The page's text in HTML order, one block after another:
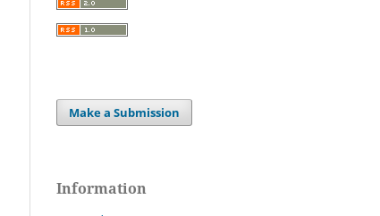
Make a Submission
Information